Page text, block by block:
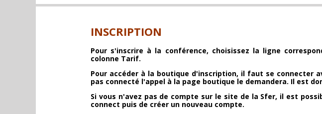
INSCRIPTION
Pour s'inscrire à la conférence, choisissez la ligne
colonne Tarif.
Pour accéder à la boutique d'inscription, il faut se connecter
pas connecté l'appel à la page boutique le demandera. Il est
Si vous n'avez pas de compte sur le site de la Sfer, il est
connect puis de créer un nouveau compte.